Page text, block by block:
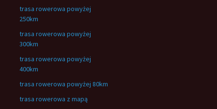
trasa rowerowa powyżej
250km
trasa rowerowa powyżej
300km
trasa rowerowa powyżej
400km
trasa rowerowa powyżej 80km
trasa rowerowa z mapą